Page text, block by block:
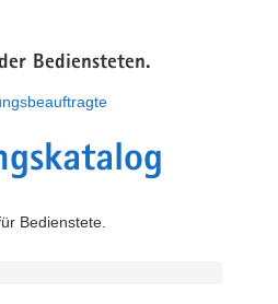
Bediensteten.
Bedienstete.